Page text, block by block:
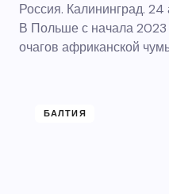
Россия. Калининград. 24
В Польше с начала 2023
очагов африканской
БАЛТИЯ